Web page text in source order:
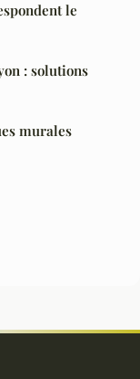
le
: solutions
murales